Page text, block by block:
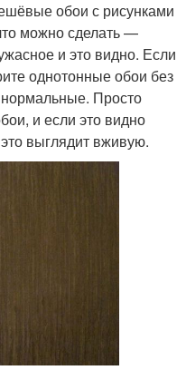
обои с рисунками
можно сделать —
и это видно. Если
однотонные обои без
Просто
и если это видно
выглядит вживую.